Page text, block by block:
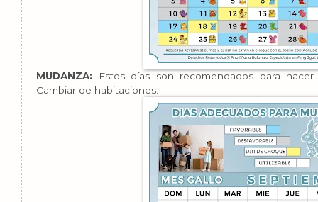
MUDANZA: Estos días son recomendados para
Cambiar de habitaciones.